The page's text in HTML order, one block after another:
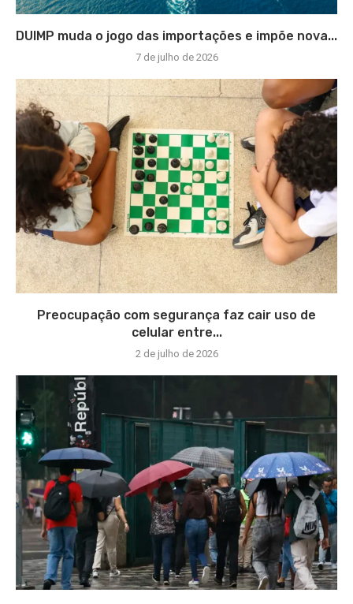
DUIMP muda o jogo das importações e impõe nova...
7 de julho de 2026
Preocupação com segurança faz cair uso de
celular entre...
2 de julho de 2026